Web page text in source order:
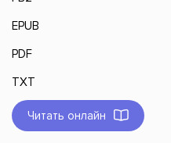
EPUB
PDF
TXT
Читать онлайн